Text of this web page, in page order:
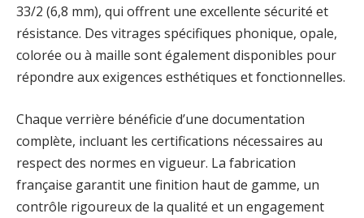
33/2 (6,8 mm), qui offrent une excellente sécurité et
résistance. Des vitrages spécifiques phonique, opale,
colorée ou à maille sont également disponibles pour
répondre aux exigences esthétiques et fonctionnelles.
Chaque verrière bénéficie d’une documentation
complète, incluant les certifications nécessaires au
respect des normes en vigueur. La fabrication
française garantit une finition haut de gamme, un
contrôle rigoureux de la qualité et un engagement